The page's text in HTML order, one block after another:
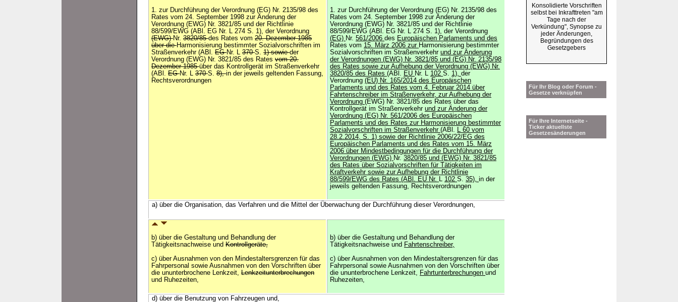
1. zur Durchführung der Verordnung (EG) Nr. 2135/98 des
Rates vom 24. September 1998 zur Änderung der
Verordnung (EWG) Nr. 3821/85 und der Richtlinie
88/599/EWG (ABl. EG Nr. L 274 S. 1), der Verordnung
(EWG)Nr. 3820/85des Rates vom 20. Dezember 1985
über dieHarmonisierung bestimmter Sozialvorschriften im
Straßenverkehr (ABl. EGNr. L 370S. 1) sowieder
Verordnung (EWG) Nr. 3821/85 des Rates vom 20.
Dezember 1985über das Kontrollgerät im Straßenverkehr
(ABl. EGNr. L 370S. 8),in der jeweils geltenden Fassung,
Rechtsverordnungen
1. zur Durchführung der Verordnung (EG) Nr. 2135/98 des
Rates vom 24. September 1998 zur Änderung der
Verordnung (EWG) Nr. 3821/85 und der Richtlinie
88/599/EWG (ABl. EG Nr. L 274 S. 1), der Verordnung
(EG) Nr. 561/2006 des Europäischen Parlaments und des
Rates vom 15. März 2006 zur Harmonisierung bestimmter
Sozialvorschriften im Straßenverkehr und zur Änderung
der Verordnungen (EWG) Nr. 3821/85 und (EG) Nr. 2135/98
des Rates sowie zur Aufhebung der Verordnung (EWG) Nr.
3820/85 des Rates (ABl. EU Nr. L 102 S. 1), der
Verordnung (EU) Nr. 165/2014 des Europäischen
Parlaments und des Rates vom 4. Februar 2014 über
Fahrtenschreiber im Straßenverkehr, zur Aufhebung der
Verordnung (EWG) Nr. 3821/85 des Rates über das
Kontrollgerät im Straßenverkehr und zur Änderung der
Verordnung (EG) Nr. 561/2006 des Europäischen
Parlaments und des Rates zur Harmonisierung bestimmter
Sozialvorschriften im Straßenverkehr (ABl. L 60 vom
28.2.2014, S. 1) sowie der Richtlinie 2006/22/EG des
Europäischen Parlaments und des Rates vom 15. März
2006 über Mindestbedingungen für die Durchführung der
Verordnungen (EWG) Nr. 3820/85 und (EWG) Nr. 3821/85
des Rates über Sozialvorschriften für Tätigkeiten im
Kraftverkehr sowie zur Aufhebung der Richtlinie
88/599/EWG des Rates (ABl. EU Nr. L 102 S. 35), in der
jeweils geltenden Fassung, Rechtsverordnungen
a) über die Organisation, das Verfahren und die Mittel der Überwachung der Durchführung dieser Verordnungen,
b) über die Gestaltung und Behandlung der
Tätigkeitsnachweise und Kontrollgeräte,
c) über Ausnahmen von den Mindestaltersgrenzen für das
Fahrpersonal sowie Ausnahmen von den Vorschriften über
die ununterbrochene Lenkzeit, Lenkzeitunterbrechungen
und Ruhezeiten,
b) über die Gestaltung und Behandlung der
Tätigkeitsnachweise und Fahrtenschreiber,
c) über Ausnahmen von den Mindestaltersgrenzen für das
Fahrpersonal sowie Ausnahmen von den Vorschriften über
die ununterbrochene Lenkzeit, Fahrtunterbrechungen und
Ruhezeiten,
d) über die Benutzung von Fahrzeugen und,
Konsolidierte Vorschriften
selbst bei Inkrafttreten "am
Tage nach der
Verkündung", Synopse zu
jeder Änderungen,
Begründungen des
Gesetzgebers
Für Ihr Blog oder Forum -
Gesetze verknüpfen
Für Ihre Internetseite -
Ticker aktuellste
Gesetzesänderungen